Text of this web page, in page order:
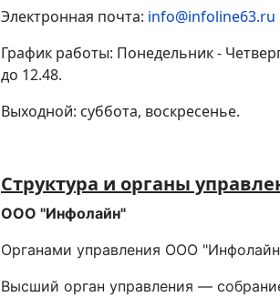
Электронная почта: info@infoline63.ru
График работы: Понедельник -
до 12.48.
Выходной: суббота, воскресенье.
Структура и органы
ООО "Инфолайн"
Органами управления ООО
Высший орган управления —